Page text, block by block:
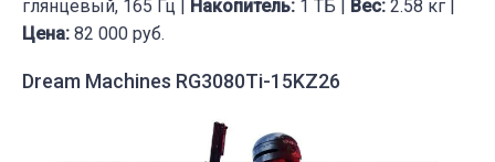
глянцевый, 165 Гц |
Накопитель: 1 ТБ | Вес: 2.58 кг |
Цена: 82 000 руб.
Dream Machines RG3080Ti-15KZ26